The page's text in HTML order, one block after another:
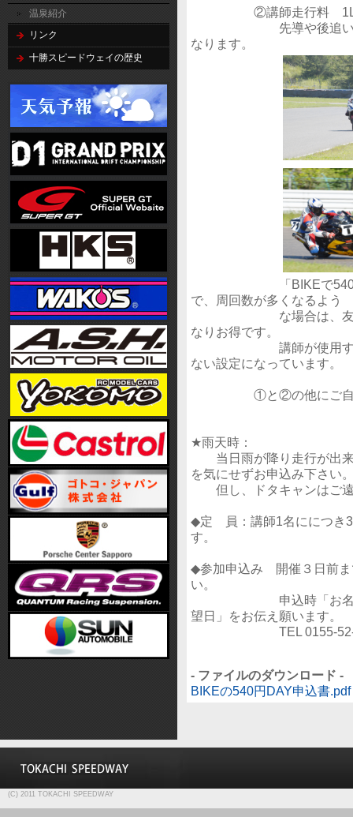
温泉紹介
リンク
十勝スピードウェイの歴史
②講師走行料
先導や後追い等講師
なります。
「BIKEで540円DAY
で、周回数が多くなるよう
な場合は、友人・知
なりお得です。
講師が使用するバイ
ない設定になっています。
①と②の他にご自身の
★雨天時：
当日雨が降り走行が出来
を気にせずお申込み下さい
但し、ドタキャンはご遠
◆定 員：講師1名ににつき3
す。
◆参加申込み 開催３日前ま
い。
申込時「お名前」「
望日」をお伝え願います。
TEL 0155-52-
- ファイルのダウンロード -
BIKEの540円DAY申込書.pdf
(C) 2011 TOKACHI SPEEDWAY